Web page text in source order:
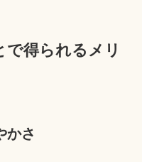
で得られるメリ
かさ